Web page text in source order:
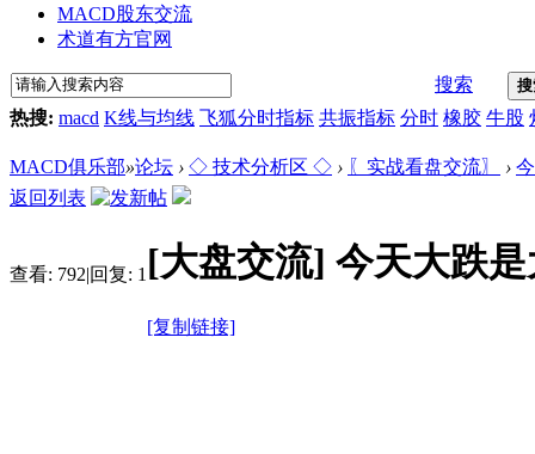
MACD股东交流
术道有方官网
搜索
热搜: macd K线与均线 飞狐分时指标 共振指标 分时 橡胶 牛股
MACD俱乐部»论坛 › ◇ 技术分析区 ◇ › 〖实战看盘交流〗 ›
返回列表
查看: 792|回复: 1 [大盘交流] 今天大跌
[复制链接]